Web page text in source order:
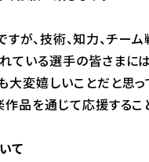
、技術、知力、チー
ている選手の皆さまに
変嬉しいことだと思っ
品を通じて応援するこ
て